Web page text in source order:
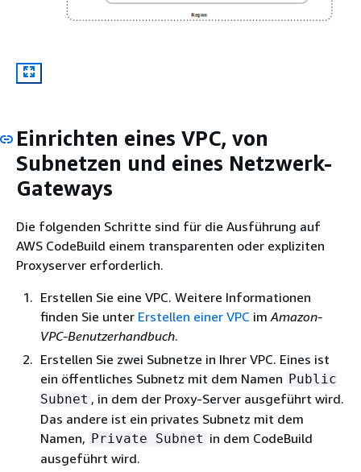
Einrichten eines VPC, von
Subnetzen und eines Netzwerk-
Gateways
Die folgenden Schritte sind für die Ausführung auf
AWS CodeBuild einem transparenten oder expliziten
Proxyserver erforderlich.
Erstellen Sie eine VPC. Weitere Informationen
finden Sie unter Erstellen einer VPC im Amazon-
VPC-Benutzerhandbuch.
Erstellen Sie zwei Subnetze in Ihrer VPC. Eines ist
ein öffentliches Subnetz mit dem Namen Public
Subnet , in dem der Proxy-Server ausgeführt wird.
Das andere ist ein privates Subnetz mit dem
Namen, Private Subnet in dem CodeBuild
ausgeführt wird.